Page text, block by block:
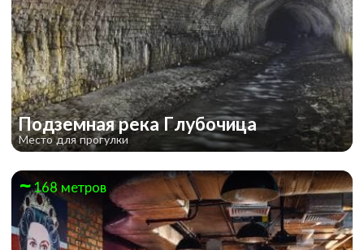
Подземная река Глубочица
Место для прогулки
168 метров